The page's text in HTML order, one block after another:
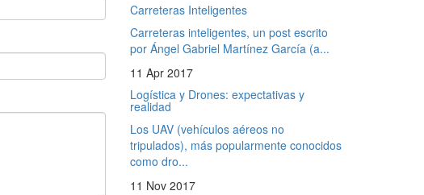
Carreteras Inteligentes
Carreteras inteligentes, un post escrito
por Ángel Gabriel Martínez García (a...
11 Apr 2017
Logística y Drones: expectativas y
realidad
Los UAV (vehículos aéreos no
tripulados), más popularmente conocidos
como dro...
11 Nov 2017